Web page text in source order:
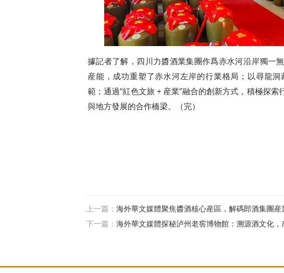
據記者了解，四川力醬酒業集團作爲赤水河沿岸獨一
産能，成功重塑了赤水河左岸的行業格局；以尋龍
範；通過“紅色文旅 + 産業”融合的創新方式，積極探
與地方發展的合作橋梁。（完）
上一篇： 海外華文媒體聚焦醬酒核心産區，解碼郎酒集團産
下一篇： 海外華文媒體探秘泸州老窖博物館：溯源酒文化，